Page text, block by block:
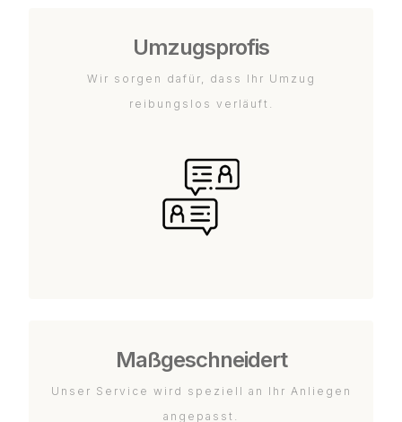
Umzugsprofis
Wir sorgen dafür, dass Ihr Umzug
reibungslos verläuft.
Maßgeschneidert
Unser Service wird speziell an Ihr Anliegen
angepasst.